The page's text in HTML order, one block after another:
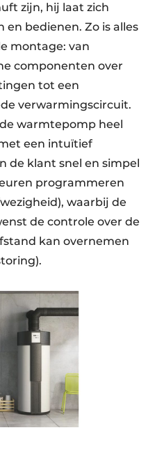
zijn, hij laat zich
bedienen. Zo is alles
montage: van
componenten over
tot een
verwarmingscircuit.
warmtepomp heel
een intuïtief
de klant snel en simpel
programmeren
waarbij de
de controle over de
kan overnemen